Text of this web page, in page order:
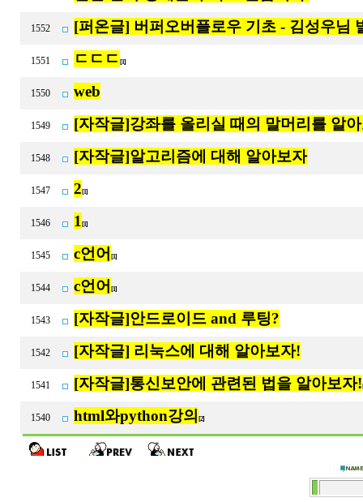
1552 [퍼온글] 버퍼오버플로우 기초 - 김성우님
1551 ㄷㄷㄷ [1]
1550 web
1549 [자작글]강좌를 올리실 때의 말머리를 알
1548 [자작글]알고리즘에 대해 알아보자
1547 2 [1]
1546 1 [1]
1545 c언어 [1]
1544 c언어 [1]
1543 [자작글]안드로이드 and 루팅?
1542 [자작글] 리눅스에 대해 알아보자!
1541 [자작글]통신보안에 관련된 법을 알아보자!
1540 html와python강의 [2]